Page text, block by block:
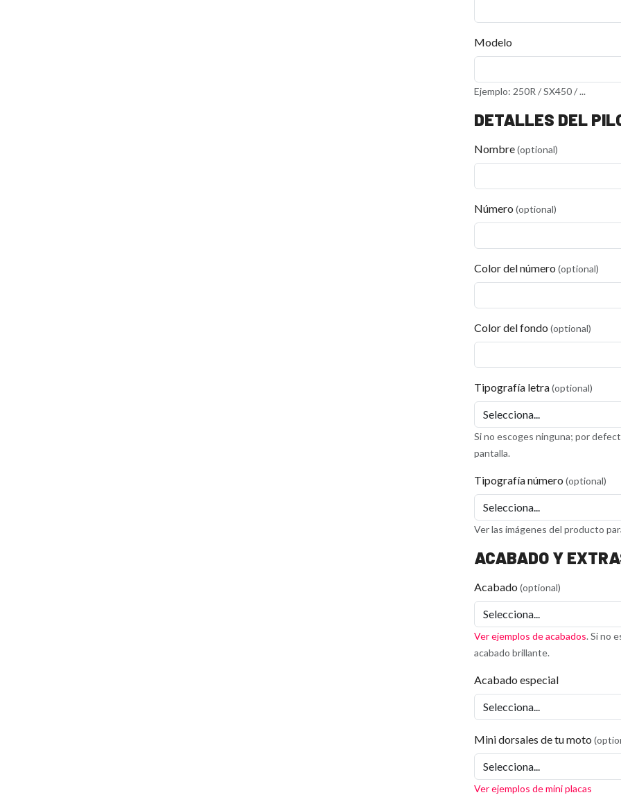
Modelo
Ejemplo: 250R / SX450 / ...
DETALLES DEL
Nombre(optional)
Número (optional)
Color del número (optional)
Color del fondo (optional)
Tipografía letra(optional)
Si no escoges ninguna; por
pantalla.
Tipografía número (optional)
Ver las imágenes del producto
ACABADO Y
Acabado (optional)
Ver ejemplos de acabados. Si no
acabado brillante.
Acabado especial
Mini dorsales de tu moto
Ver ejemplos de mini placas